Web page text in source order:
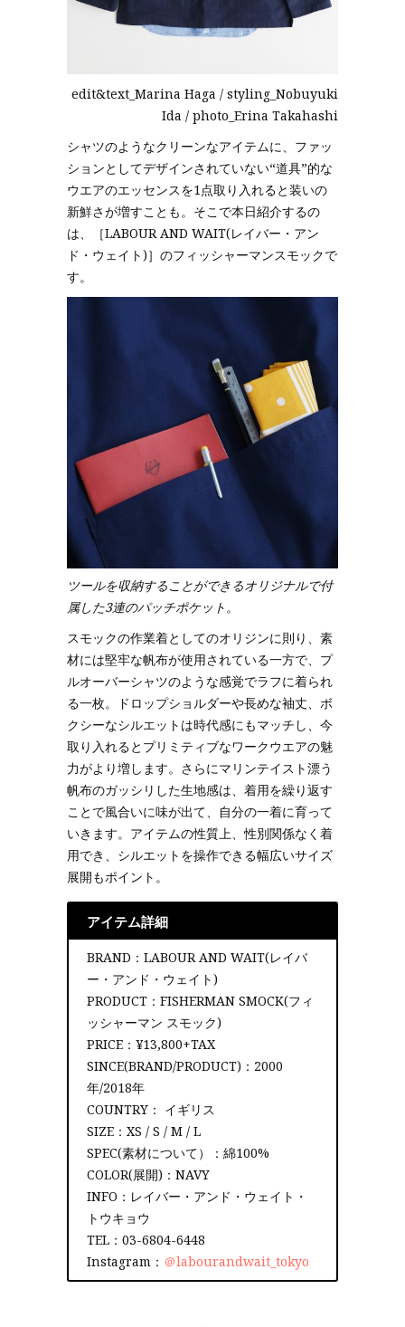
edit&text_Marina Haga / styling_Nobuyuki
Ida / photo_Erina Takahashi
シャツのようなクリーンなアイテムに、ファッ
ションとしてデザインされていない“道具”的な
ウエアのエッセンスを1点取り入れると装いの
新鮮さが増すことも。そこで本日紹介するの
は、［LABOUR AND WAIT(レイバー・アン
ド・ウェイト)］のフィッシャーマンスモックで
す。
ツールを収納することができるオリジナルで付
属した3連のパッチポケット。
スモックの作業着としてのオリジンに則り、素
材には堅牢な帆布が使用されている一方で、プ
ルオーバーシャツのような感覚でラフに着られ
る一枚。ドロップショルダーや長めな袖丈、ボ
クシーなシルエットは時代感にもマッチし、今
取り入れるとプリミティブなワークウエアの魅
力がより増します。さらにマリンテイスト漂う
帆布のガッシリした生地感は、着用を繰り返す
ことで風合いに味が出て、自分の一着に育って
いきます。アイテムの性質上、性別関係なく着
用でき、シルエットを操作できる幅広いサイズ
展開もポイント。
アイテム詳細
BRAND：LABOUR AND WAIT(レイバ
ー・アンド・ウェイト)
PRODUCT：FISHERMAN SMOCK(フィ
ッシャーマン スモック)
PRICE：¥13,800+TAX
SINCE(BRAND/PRODUCT)：2000
年/2018年
COUNTRY： イギリス
SIZE：XS / S / M / L
SPEC(素材について）：綿100%
COLOR(展開)：NAVY
INFO：レイバー・アンド・ウェイト・
トウキョウ
TEL：03-6804-6448
Instagram： ＠labourandwait_tokyo